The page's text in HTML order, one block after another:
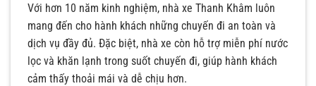
Với hơn 10 năm kinh nghiệm, nhà xe Thanh Khâm luôn
mang đến cho hành khách những chuyến đi an toàn và
dịch vụ đầy đủ. Đặc biệt, nhà xe còn hỗ trợ miễn phí nước
lọc và khăn lạnh trong suốt chuyến đi, giúp hành khách
cảm thấy thoải mái và dễ chịu hơn.